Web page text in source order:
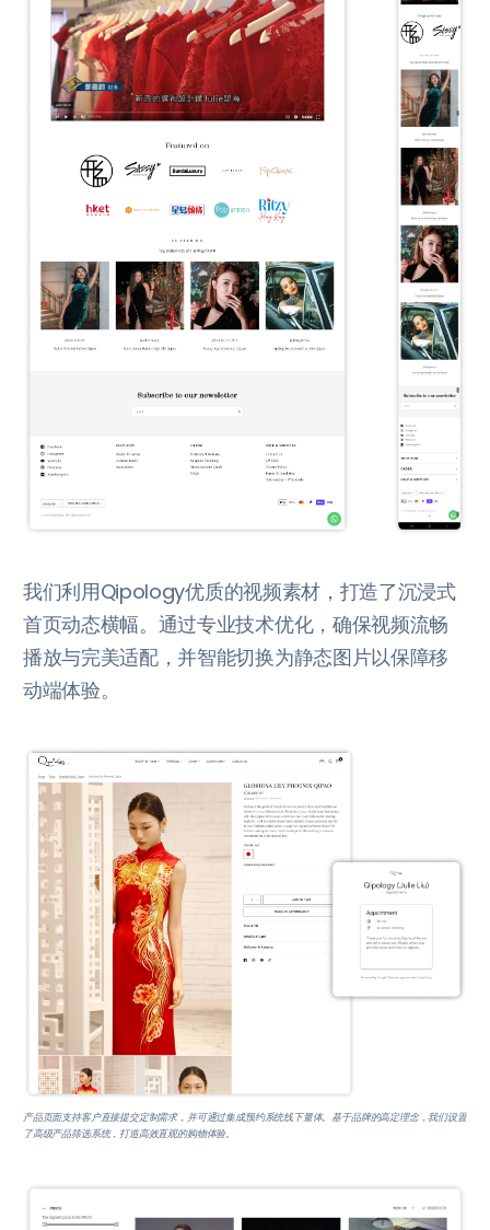
我们利用Qipology优质的视频素材，打造了沉浸式
首页动态横幅。通过专业技术优化，确保视频流畅
播放与完美适配，并智能切换为静态图片以保障移
动端体验。
产品页面支持客户直接提交定制需求，并可通过集成预约系统线下量体。基于品牌的高定理念，我们设置
了高级产品筛选系统，打造高效直观的购物体验。